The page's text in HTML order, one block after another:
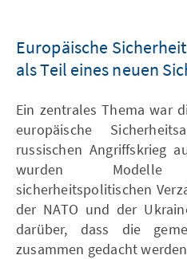
Europäische
als Teil eines neuen
Ein zentrales Thema war
europäische
russischen Angriffskrieg
wurden
sicherheitspolitischen
der NATO und der
darüber, dass die
zusammen gedacht